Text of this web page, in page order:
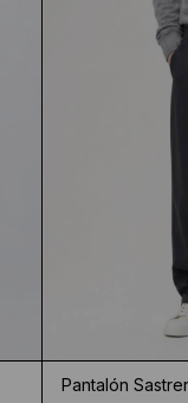
Pantalón